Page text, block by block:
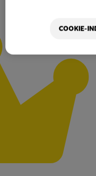
COOKIE-